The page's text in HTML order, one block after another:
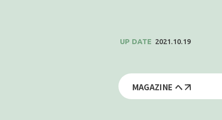
2021.10.19
MAGAZINE へ